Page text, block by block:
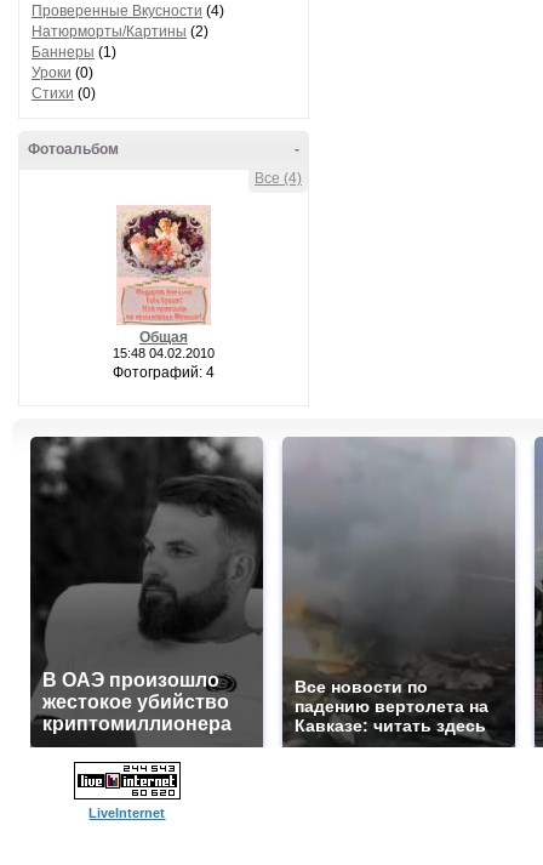
Проверенные Вкусности (4)
Натюрморты/Картины (2)
Баннеры (1)
Уроки (0)
Стихи (0)
-
Фотоальбом
Все (4)
Общая
15:48 04.02.2010
Фотографий: 4
В ОАЭ произошло
жестокое убийство
криптомиллионера
Все новости по
падению вертолета на
Кавказе: читать здесь
LiveInternet